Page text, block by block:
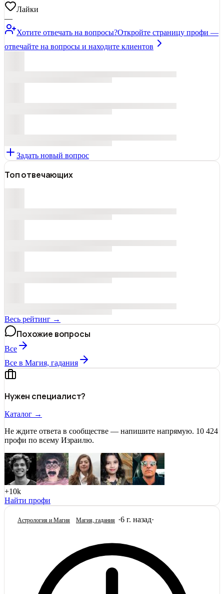
Лайки
—
Хотите отвечать на вопросы?Откройте страницу профи —
отвечайте на вопросы и находите клиентов
Задать новый вопрос
Топ отвечающих
Весь рейтинг →
Похожие вопросы
Все
Все в Магия, гадания
Нужен специалист?
Каталог →
Не ждите ответа в сообществе — напишите напрямую. 10 424
профи по всему Израилю.
+10k
Найти профи
Астрология и Магия Магия, гадания ·6 г. назад·